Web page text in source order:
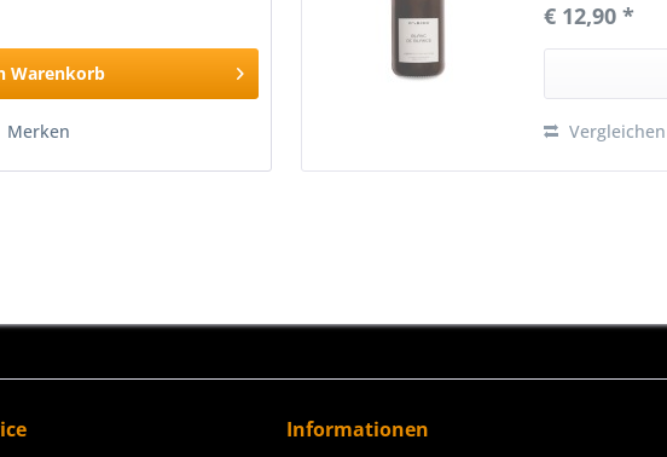
Warenkorb
Merken
€ 12,90 *
Vergleichen
Informationen